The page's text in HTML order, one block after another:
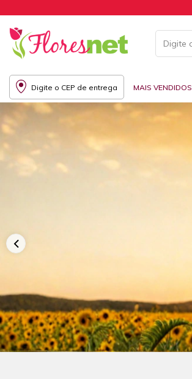
Digite o CEP de entrega MAIS VENDIDOS